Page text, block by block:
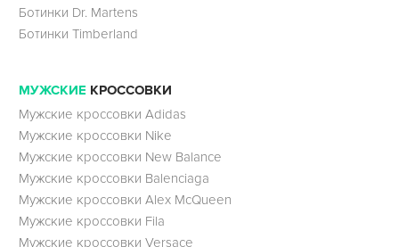
Ботинки Dr. Martens
Ботинки Timberland
МУЖСКИЕ КРОССОВКИ
Мужские кроссовки Adidas
Мужские кроссовки Nike
Мужские кроссовки New Balance
Мужские кроссовки Balenciaga
Мужские кроссовки Alex McQueen
Мужские кроссовки Fila
Мужские кроссовки Versace